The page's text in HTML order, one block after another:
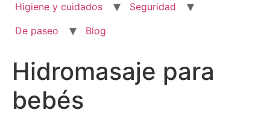
Higiene y cuidados
Seguridad
De paseo
Blog
Hidromasaje para
bebés